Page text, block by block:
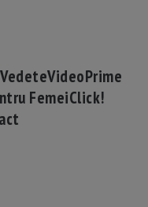
VedeteVideoPrime
FemeiClick!